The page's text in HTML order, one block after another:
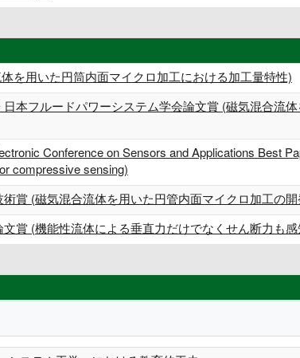
を用いた円筒内面マイクロ加工における加工量特性)
本フルードパワーシステム学会論文賞 (磁気混合流
Conference on Sensors and Applications Best
compressive sensing)
賞 (磁気混合流体を用いた円管内面マイクロ加工の
賞 (機能性流体による垂直力だけでなくせん断力も